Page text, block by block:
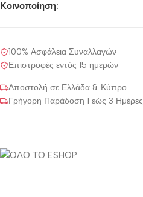
Κοινοποίηση:
100% Ασφάλεια Συναλλαγών
Επιστροφές εντός 15 ημερών
Αποστολή σε Ελλάδα & Κύπρο
Γρήγορη Παράδοση 1 εώς 3 Ημέρες